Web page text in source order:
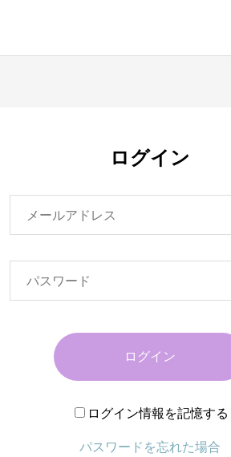
ログイン
ログイン
ログイン情報を記憶する
パスワードを忘れた場合